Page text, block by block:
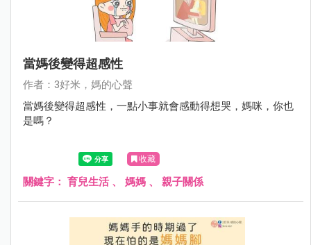
當媽後變得超感性
作者：3好米，媽的心聲
當媽後變得超感性，一點小事就會感動得想哭，媽咪，你也
是嗎？
收藏
關鍵字： 育兒生活、 媽媽 、 親子關係